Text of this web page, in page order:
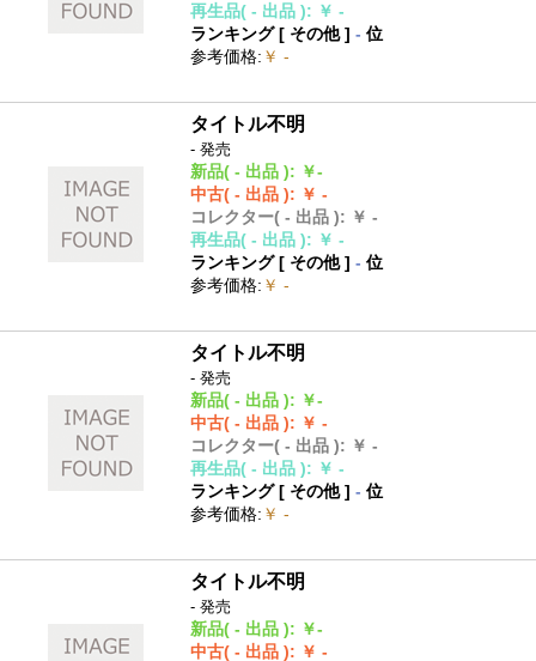
再生品( - 出品 ): ￥ -
ランキング [ その他]- 位
参考価格: ￥ -
タイトル不明
- 発売
新品( - 出品 ): ￥-
中古( - 出品 ): ￥ -
コレクター( - 出品 ): ￥ -
再生品( - 出品 ): ￥ -
ランキング [ その他]- 位
参考価格: ￥ -
タイトル不明
- 発売
新品( - 出品 ): ￥-
中古( - 出品 ): ￥ -
コレクター( - 出品 ): ￥ -
再生品( - 出品 ): ￥ -
ランキング [ その他]- 位
参考価格: ￥ -
タイトル不明
- 発売
新品( - 出品 ): ￥-
中古( - 出品 ): ￥ -